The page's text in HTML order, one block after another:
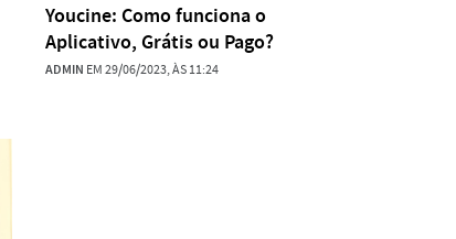
Youcine: Como funciona o
Aplicativo, Grátis ou Pago?
ADMIN EM 29/06/2023, ÀS 11:24